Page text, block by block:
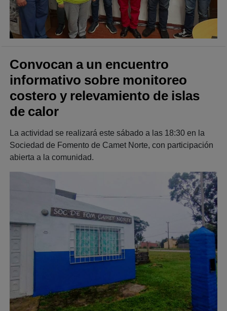
Convocan a un encuentro
informativo sobre monitoreo
costero y relevamiento de islas
de calor
La actividad se realizará este sábado a las 18:30 en la
Sociedad de Fomento de Camet Norte, con participación
abierta a la comunidad.